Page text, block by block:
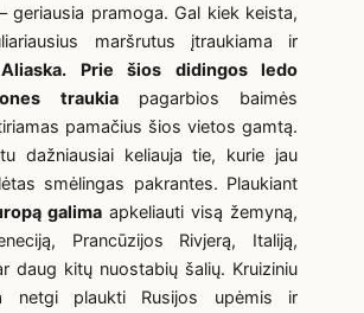
geriausia pramoga. Gal kiek keista,
maršrutus įtraukiama ir
Aliaska. Prie šios didingos ledo
traukiapagarbios baimės
pamačius šios vietos gamtą.
dažniausiai keliauja tie, kurie jau
smėlingas pakrantes. Plaukiant
galima apkeliauti visą žemyną,
Prancūzijos Rivjerą, Italiją,
daug kitų nuostabių šalių. Kruiziniu
netgi plaukti Rusijos upėmis ir